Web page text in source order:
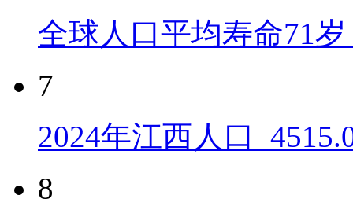
全球人口平均寿命71
7
2024年江西人口
8